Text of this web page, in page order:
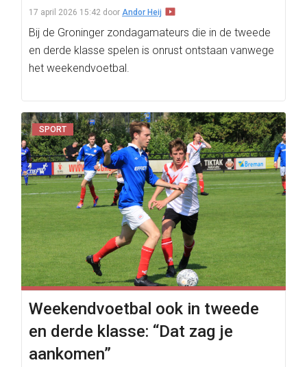
17 april 2026 15:42 door Andor Heij
Bij de Groninger zondagamateurs die in de tweede
en derde klasse spelen is onrust ontstaan vanwege
het weekendvoetbal.
SPORT
Weekendvoetbal ook in tweede
en derde klasse: “Dat zag je
aankomen”